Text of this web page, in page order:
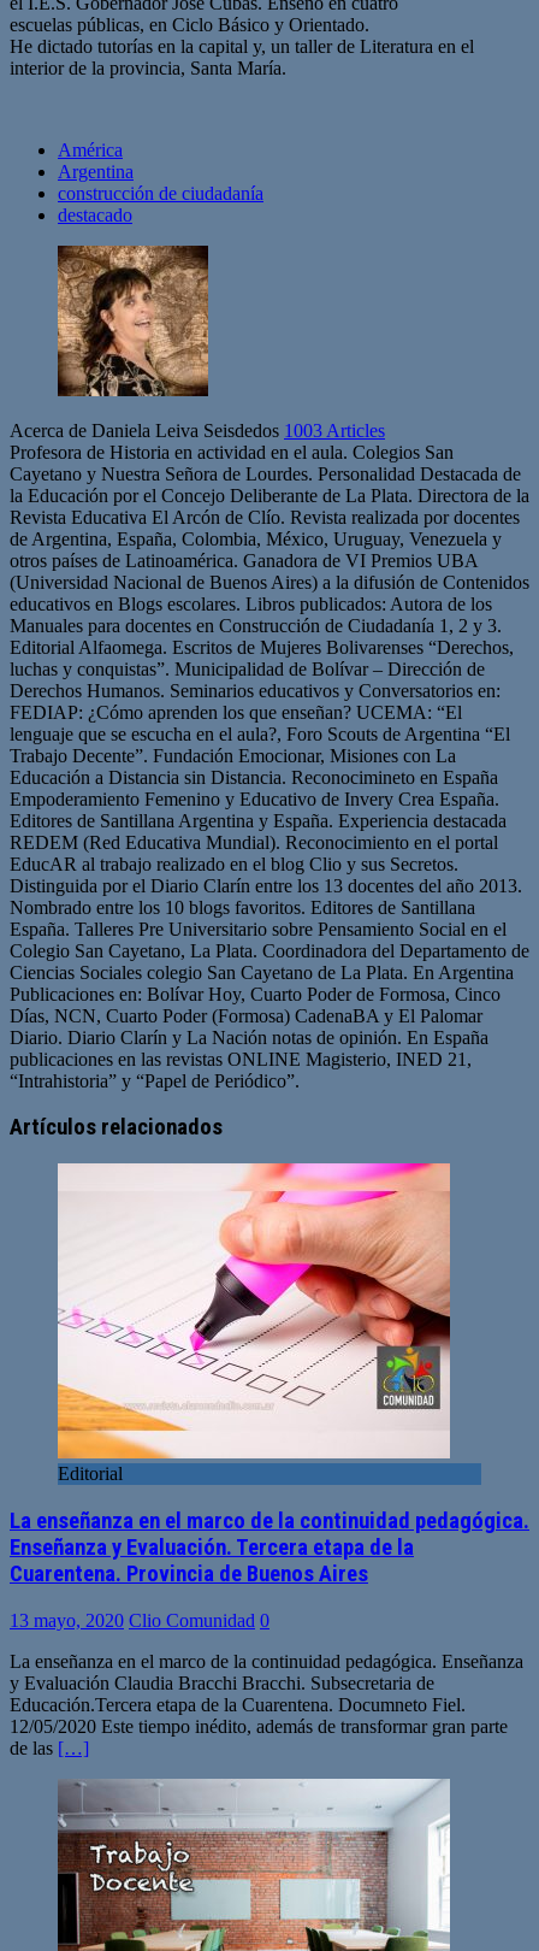
escuelas públicas, en Ciclo Básico y Orientado.
He dictado tutorías en la capital y, un taller de Literatura en el
interior de la provincia, Santa María.
América
Argentina
construcción de ciudadanía
destacado
Acerca de Daniela Leiva Seisdedos 1003 Articles
Profesora de Historia en actividad en el aula. Colegios San
Cayetano y Nuestra Señora de Lourdes. Personalidad Destacada de
la Educación por el Concejo Deliberante de La Plata. Directora de la
Revista Educativa El Arcón de Clío. Revista realizada por docentes
de Argentina, España, Colombia, México, Uruguay, Venezuela y
otros países de Latinoamérica. Ganadora de VI Premios UBA
(Universidad Nacional de Buenos Aires) a la difusión de Contenidos
educativos en Blogs escolares. Libros publicados: Autora de los
Manuales para docentes en Construcción de Ciudadanía 1, 2 y 3.
Editorial Alfaomega. Escritos de Mujeres Bolivarenses “Derechos,
luchas y conquistas”. Municipalidad de Bolívar – Dirección de
Derechos Humanos. Seminarios educativos y Conversatorios en:
FEDIAP: ¿Cómo aprenden los que enseñan? UCEMA: “El
lenguaje que se escucha en el aula?, Foro Scouts de Argentina “El
Trabajo Decente”. Fundación Emocionar, Misiones con La
Educación a Distancia sin Distancia. Reconocimineto en España
Empoderamiento Femenino y Educativo de Invery Crea España.
Editores de Santillana Argentina y España. Experiencia destacada
REDEM (Red Educativa Mundial). Reconocimiento en el portal
EducAR al trabajo realizado en el blog Clio y sus Secretos.
Distinguida por el Diario Clarín entre los 13 docentes del año 2013.
Nombrado entre los 10 blogs favoritos. Editores de Santillana
España. Talleres Pre Universitario sobre Pensamiento Social en el
Colegio San Cayetano, La Plata. Coordinadora del Departamento de
Ciencias Sociales colegio San Cayetano de La Plata. En Argentina
Publicaciones en: Bolívar Hoy, Cuarto Poder de Formosa, Cinco
Días, NCN, Cuarto Poder (Formosa) CadenaBA y El Palomar
Diario. Diario Clarín y La Nación notas de opinión. En España
publicaciones en las revistas ONLINE Magisterio, INED 21,
“Intrahistoria” y “Papel de Periódico”.
web
Artículos relacionados
Editorial
La enseñanza en el marco de la continuidad pedagógica.
Enseñanza y Evaluación. Tercera etapa de la
Cuarentena. Provincia de Buenos Aires
13 mayo, 2020 Clio Comunidad 0
La enseñanza en el marco de la continuidad pedagógica. Enseñanza
y Evaluación Claudia Bracchi Bracchi. Subsecretaria de
Educación.Tercera etapa de la Cuarentena. Documneto Fiel.
12/05/2020 Este tiempo inédito, además de transformar gran parte
de las […]